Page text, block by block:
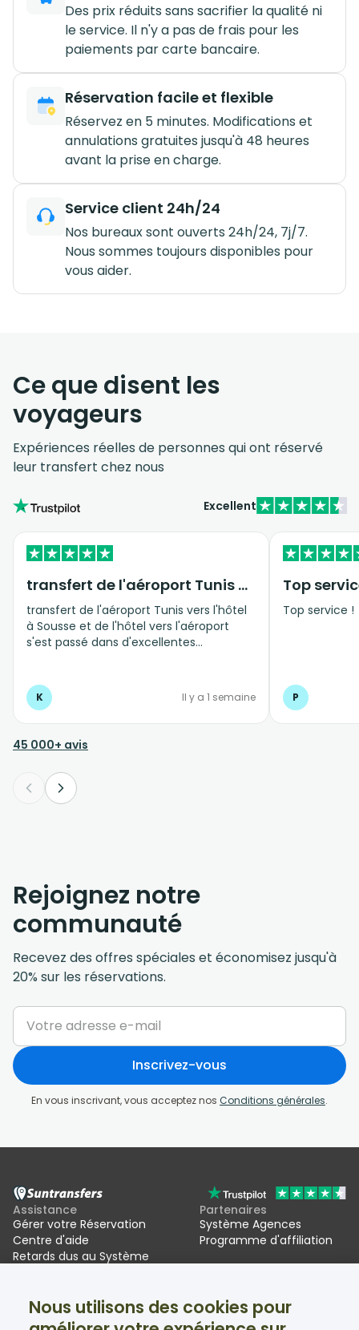
Des prix réduits sans sacrifier la qualité ni
le service. Il n'y a pas de frais pour les
paiements par carte bancaire.
Réservation facile et flexible
Réservez en 5 minutes. Modifications et
annulations gratuites jusqu'à 48 heures
avant la prise en charge.
Service client 24h/24
Nos bureaux sont ouverts 24h/24, 7j/7.
Nous sommes toujours disponibles pour
vous aider.
Ce que disent les
voyageurs
Expériences réelles de personnes qui ont réservé
leur transfert chez nous
Excellent
transfert de l'aéroport Tunis vers…
transfert de l'aéroport Tunis vers l'hôtel
à Sousse et de l'hôtel vers l'aéroport
s'est passé dans d'excellentes
K Il y a 1 semaine
Top
Top service !
P
45 000+ avis
Rejoignez notre
communauté
Recevez des offres spéciales et économisez jusqu'à
20% sur les réservations.
Inscrivez-vous
En vous inscrivant, vous acceptez nos Conditions générales.
Assistance
Gérer votre Réservation
Centre d'aide
Retards dus au Système
Partenaires
Système Agences
Programme d'affiliation
Suntransfers
À propos
Réseaux sociaux
Facebook
Nous utilisons des cookies pour